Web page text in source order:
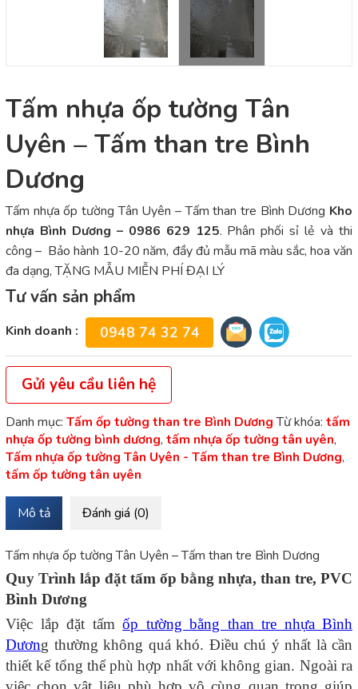
Tấm nhựa ốp tường Tân
Uyên – Tấm than tre Bình
Dương
Tấm nhựa ốp tường Tân Uyên – Tấm than tre Bình Dương Kho
nhựa Bình Dương – 0986 629 125. Phân phối sỉ lẻ và thi
công – Bảo hành 10-20 năm, đầy đủ mẫu mã màu sắc, hoa văn
đa dạng, TẶNG MẪU MIỄN PHÍ ĐẠI LÝ
Tư vấn sản phẩm
Kinh doanh : 0948 74 32 74
Gửi yêu cầu liên hệ
Danh mục: Tấm ốp tường than tre Bình Dương Từ khóa: tấm
nhựa ốp tường bình dương, tấm nhựa ốp tường tân uyên,
Tấm nhựa ốp tường Tân Uyên - Tấm than tre Bình Dương,
tấm ốp tường tân uyên
Mô tả Đánh giá (0)
Tấm nhựa ốp tường Tân Uyên – Tấm than tre Bình Dương
Quy Trình lắp đặt tấm ốp bằng nhựa, than tre, PVC
Bình Dương
Việc lắp đặt tấm ốp tường bằng than tre nhựa Bình
Dương thường không quá khó. Điều chú ý nhất là cần
thiết kế tổng thể phù hợp nhất với không gian. Ngoài ra